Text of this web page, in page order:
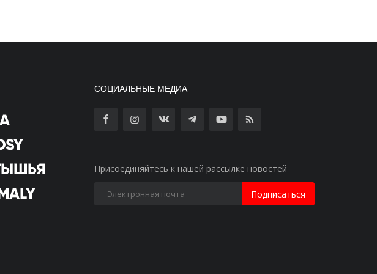
СОЦИАЛЬНЫЕ МЕДИА
Присоединяйтесь к нашей рассылке новостей
Подписаться